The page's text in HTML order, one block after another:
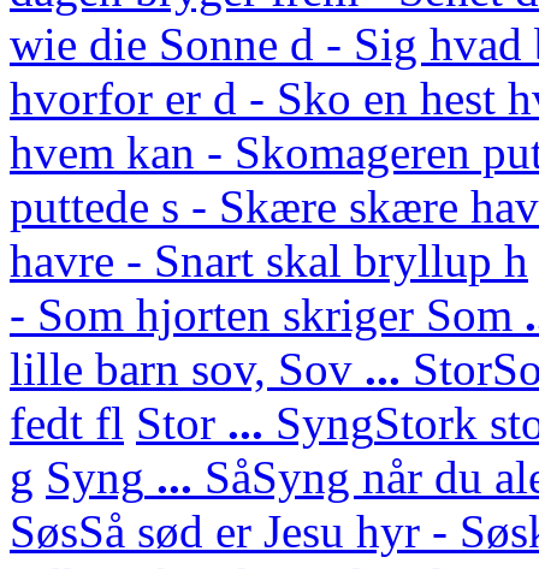
wie die Sonne d - Sig hvad
hvorfor er d - Sko en hest
hvem kan - Skomageren
puttede s - Skære skære
havre - Snart skal bryllup h
- Som hjorten skriger Som
lille barn sov, Sov ... Stor
fedt fl Stor ... SyngStork
g Syng ... SåSyng når du
SøsSå sød er Jesu hyr -